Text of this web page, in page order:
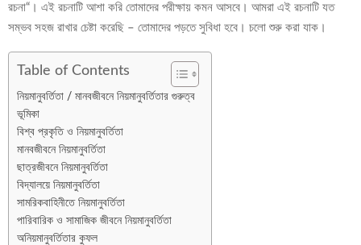
রচনা“। এই রচনাটি আশা করি তোমাদের পরীক্ষায় কমন আসবে। আমরা এই রচনাটি যত
সম্ভব সহজ রাখার চেষ্টা করেছি – তোমাদের পড়তে সুবিধা হবে। চলো শুরু করা যাক।
Table of Contents
নিয়মানুবর্তিতা / মানবজীবনে নিয়মানুবর্তিতার গুরুত্ব
ভূমিকা
বিশ্ব প্রকৃতি ও নিয়মানুবর্তিতা
মানবজীবনে নিয়মানুবর্তিতা
ছাত্রজীবনে নিয়মানুবর্তিতা
বিদ্যালয়ে নিয়মানুবর্তিতা
সামরিকবাহিনীতে নিয়মানুবর্তিতা
পারিবারিক ও সামাজিক জীবনে নিয়মানুবর্তিতা
অনিয়মানুবর্তিতার কুফল